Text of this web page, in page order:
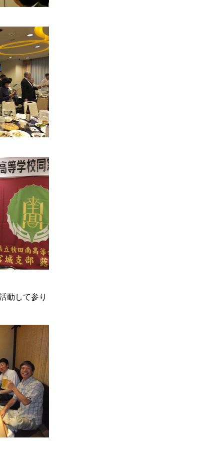
動して参り